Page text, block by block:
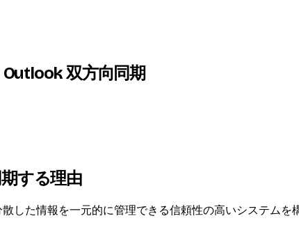
Outlook 双方向同期
する理由
した情報を一元的に管理できる信頼性の高いシステムを